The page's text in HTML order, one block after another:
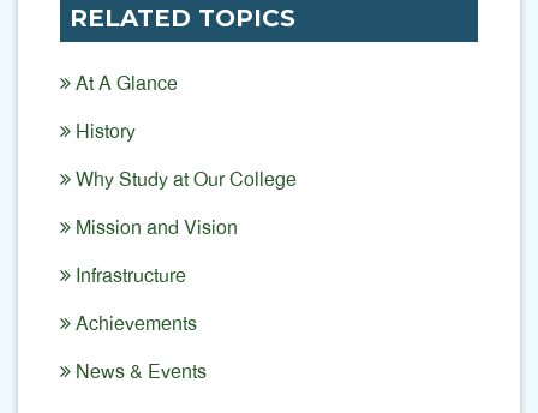
RELATED TOPICS
At A Glance
History
Why Study at Our College
Mission and Vision
Infrastructure
Achievements
News & Events